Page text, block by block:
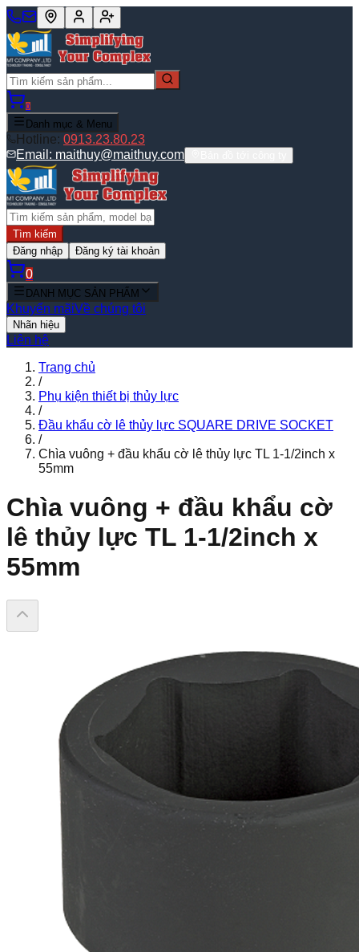
0
Danh mục & Menu
Hotline: 0913.23.80.23
Email: maithuy@maithuy.com
Tìm kiếm
Đăng nhập
Đăng ký tài khoản
0
DANH MỤC SẢN PHẨM
Khuyến mãiVề chúng tôi
Nhãn hiệu
Liên hệ
Trang chủ
/
Phụ kiện thiết bị thủy lực
/
Đầu khẩu cờ lê thủy lực SQUARE DRIVE SOCKET
/
Chìa vuông + đầu khẩu cờ lê thủy lực TL 1-1/2inch x
55mm
Chìa vuông + đầu khẩu cờ
lê thủy lực TL 1-1/2inch x
55mm